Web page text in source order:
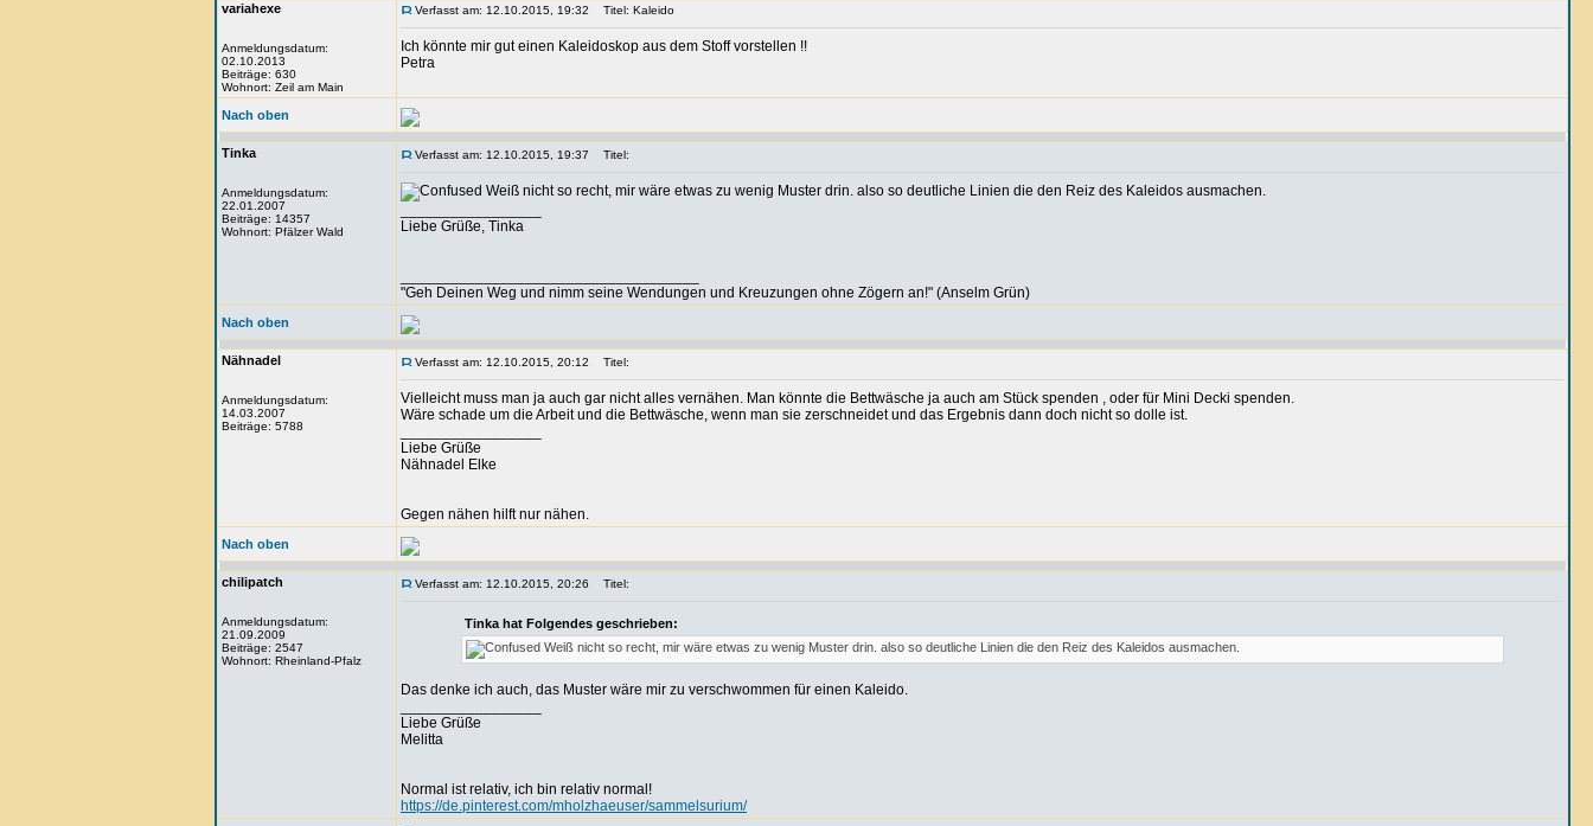
variahexe
Anmeldungsdatum:
02.10.2013
Beiträge: 630
Wohnort: Zeil am Main
Verfasst am: 12.10.2015, 19:32 Titel: Kaleido
Ich könnte mir gut einen Kaleidoskop aus dem Stoff vorstellen !!
Petra
Nach oben
Tinka
Anmeldungsdatum:
22.01.2007
Beiträge: 14357
Wohnort: Pfälzer Wald
Verfasst am: 12.10.2015, 19:37 Titel:
Weiß nicht so recht, mir wäre etwas zu wenig Muster drin. also so deutliche Linien die den Reiz des Kaleidos ausmachen.
Liebe Grüße, Tinka
"Geh Deinen Weg und nimm seine Wendungen und Kreuzungen ohne Zögern an!" (Anselm Grün)
Nach oben
Nähnadel
Anmeldungsdatum:
14.03.2007
Beiträge: 5788
Verfasst am: 12.10.2015, 20:12 Titel:
Vielleicht muss man ja auch gar nicht alles vernähen. Man könnte die Bettwäsche ja auch am Stück spenden , oder für Mini Decki spenden.
Wäre schade um die Arbeit und die Bettwäsche, wenn man sie zerschneidet und das Ergebnis dann doch nicht so dolle ist.
Liebe Grüße
Nähnadel Elke
Gegen nähen hilft nur nähen.
Nach oben
chilipatch
Anmeldungsdatum:
21.09.2009
Beiträge: 2547
Wohnort: Rheinland-Pfalz
Verfasst am: 12.10.2015, 20:26 Titel:
Tinka hat Folgendes geschrieben:
Weiß nicht so recht, mir wäre etwas zu wenig Muster drin. also so deutliche Linien die den Reiz des Kaleidos ausmachen.
Das denke ich auch, das Muster wäre mir zu verschwommen für einen Kaleido.
Liebe Grüße
Melitta
Normal ist relativ, ich bin relativ normal!
https://de.pinterest.com/mholzhaeuser/sammelsurium/